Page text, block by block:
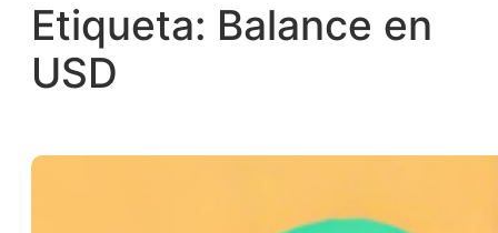
Etiqueta: Balance en
USD